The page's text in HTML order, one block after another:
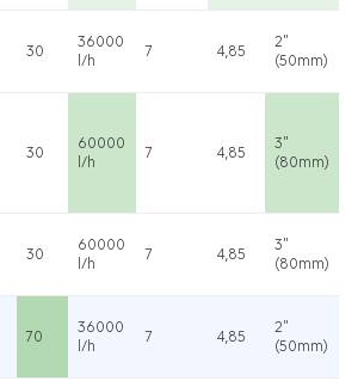
30
36000
l/h
7 4,85
2"
(50mm)
30
60000
l/h
7 4,85
3"
(80mm)
30
60000
l/h
7 4,85
3"
(80mm)
70
36000
l/h
7 4,85
2"
(50mm)